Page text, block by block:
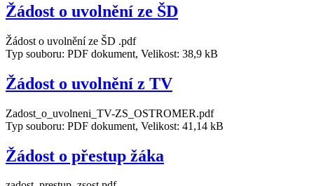
Žádost o uvolnění ze ŠD
Žádost o uvolnění ze ŠD .pdf
Typ souboru: PDF dokument, Velikost: 38,9 kB
Žádost o uvolnění z TV
Zadost_o_uvolneni_TV-ZS_OSTROMER.pdf
Typ souboru: PDF dokument, Velikost: 41,14 kB
Žádost o přestup žáka